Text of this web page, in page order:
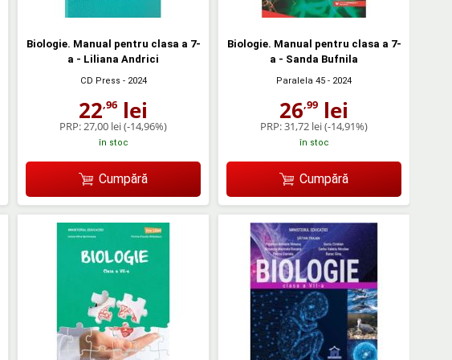
Biologie. Manual pentru clasa a 7-
a - Liliana Andrici
CD Press - 2024
22,96 lei
PRP: 27,00 lei(-14,96%)
în stoc
Cumpără
Biologie. Manual pentru clasa a 7-
a - Sanda Bufnila
Paralela 45 - 2024
26,99 lei
PRP:31,72 lei(-14,91%)
în stoc
Cumpără